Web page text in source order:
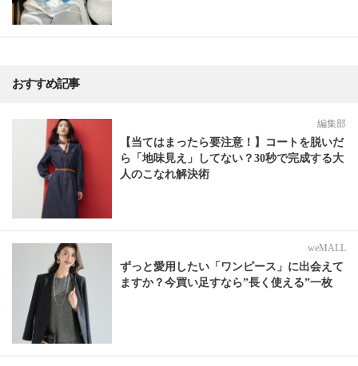
おすすめ記事
編集部
【当てはまったら要注意！】コートを脱いだ
ら「地味見え」してない？30秒で完成する大
人のこなれ解決術
weMALL
ずっと愛用したい「ワンピース」に出会えて
ますか？今買い足すなら”長く使える”一枚